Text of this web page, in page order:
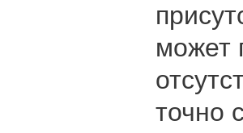
может
точно